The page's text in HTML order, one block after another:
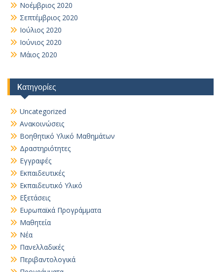
Νοέμβριος 2020
Σεπτέμβριος 2020
Ιούλιος 2020
Ιούνιος 2020
Μάιος 2020
Kατηγορίες
Uncategorized
Ανακοινώσεις
Βοηθητικό Yλικό Mαθημάτων
Δραστηριότητες
Εγγραφές
Εκπαιδευτικές
Εκπαιδευτικό Υλικό
Εξετάσεις
Ευρωπαϊκά Προγράμματα
Μαθητεία
Νέα
Πανελλαδικές
Περιβαντολογικά